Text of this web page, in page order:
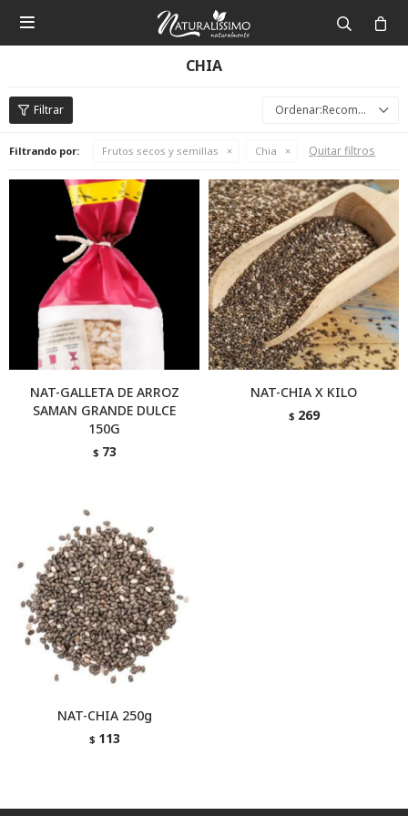

CHIA
Recomendados
Filtrando por: Frutos secos y semillas Chia Quitar filtros
NAT-GALLETA DE ARROZ
SAMAN GRANDE DULCE
150G
$ 73
NAT-CHIA X KILO
$ 269
NAT-CHIA 250g
$ 113